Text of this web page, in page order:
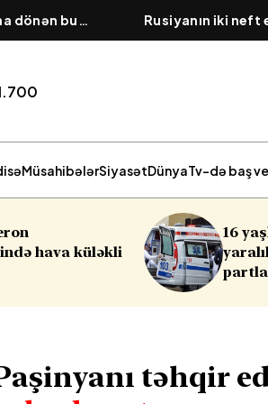
dönən bu
dolu
Rusiyanın iki neft
hücumu olub,
MüsahibələrSiyasətDünyaTv-də baş
öldü,
var - Yasamalda
təhqir